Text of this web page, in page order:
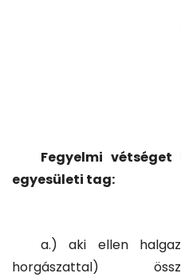
Fegyelmi
egyesületi tag:
a.) aki ellen
horgászattal)